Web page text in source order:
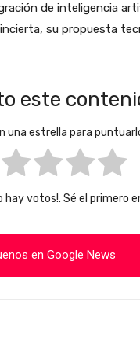
de inteligencia
su propuesta
este
una estrella para
hay votos!. Sé el primero
en Google News